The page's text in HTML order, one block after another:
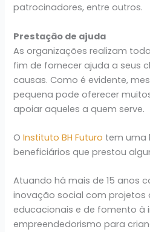
patrocinadores, entre outros.
Prestação de ajuda
As organizações realizam
fim de fornecer ajuda a seus
causas. Como é evidente,
pequena pode oferecer
apoiar aqueles a quem serve.
OInstituto BH Futuro tem uma
beneficiários que prestou
Atuando há mais de 15 anos
inovação social com projetos
educacionais e de fomento à
empreendedorismo para